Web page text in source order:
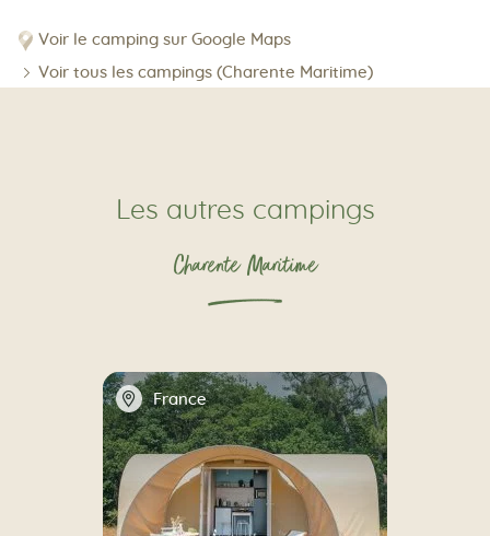
Voir le camping sur Google Maps
Voir tous les campings (Charente Maritime)
Les autres campings
Charente Maritime
📍 France